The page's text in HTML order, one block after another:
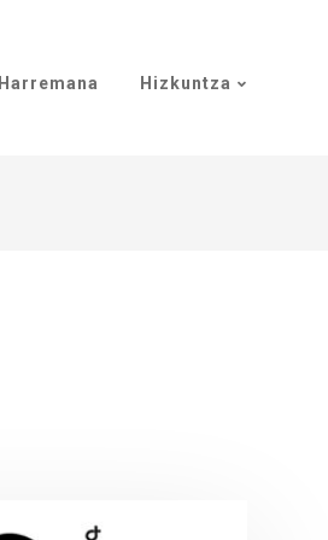
Harremana Hizkuntza